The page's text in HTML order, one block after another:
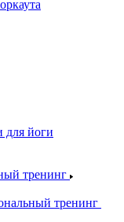
для йоги
тренинг
тренинг